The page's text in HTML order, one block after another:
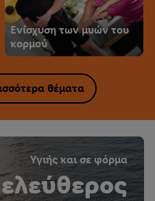
Ενίσχυση των μυών του
κορμού
θέματα
Υγιής και σε φόρμα